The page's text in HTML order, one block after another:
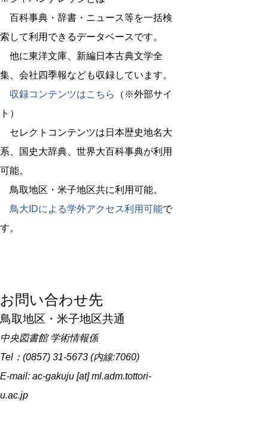
百科事典・辞書・ニュース等を一括検
索して利用できるデータベースです。
他に東洋文庫、新編日本古典文学全
集、会社四季報なども収録しています。
収録コンテンツはこちら
（※外部サイ
ト）
セレクトコンテンツは日本歴史地名大
系、国史大辞典、世界大百科事典が利用
可能。
鳥取地区・米子地区共に利用可能。
鳥大IDによる学外アクセス利用可能で
す。
お問い合わせ先
鳥取地区・米子地区共通
中央図書館 学術情報係
Tel：(0857) 31-5673 (内線:7060)
E-mail: ac-gakuju [at] ml.adm.tottori-
u.ac.jp